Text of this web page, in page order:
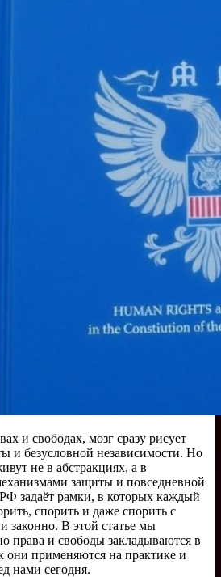
и свободах, мозг сразу рисует
и безусловной независимости. Но
не в абстракциях, а в
защиты и повседневной
задаёт рамки, в которых каждый
спорить и даже спорить с
законно. В этой статье мы
права и свободы закладываются в
они применяются на практике и
нами сегодня.